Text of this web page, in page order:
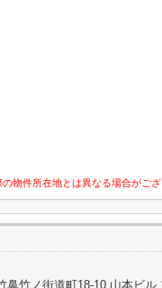
物件所在地とは異なる場合がござ
鼻竹ノ街道町18-10 山本ビル